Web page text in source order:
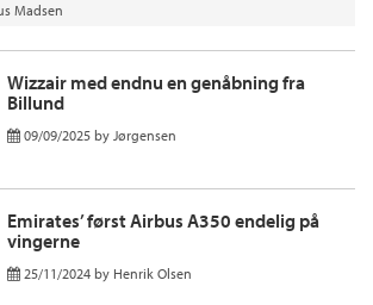
Madsen
Wizzair med endnu en genåbning fra
Billund
09/09/2025 by Jørgensen
Emirates’ først Airbus A350 endelig på
vingerne
25/11/2024 by Henrik Olsen